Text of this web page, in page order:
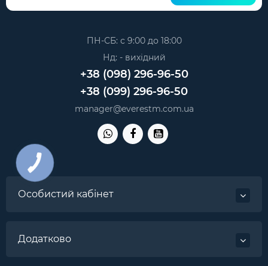
ПН-СБ: с 9:00 до 18:00
Нд: - вихідний
+38 (098) 296-96-50
+38 (099) 296-96-50
manager@everestm.com.ua
Особистий кабінет
Додатково